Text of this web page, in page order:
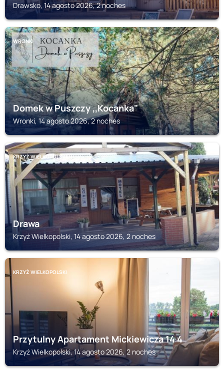
Drawsko, 14 agosto 2026, 2 noches
WRONKI
Domek w Puszczy ,,Kocanka"
Wronki, 14 agosto 2026, 2 noches
KRZYŻ WIELKOPOLSKI
Drawa
Krzyż Wielkopolski, 14 agosto 2026, 2 noches
KRZYŻ WIELKOPOLSKI
Przytulny Apartament Mickiewicza 14 4
Krzyż Wielkopolski, 14 agosto 2026, 2 noches